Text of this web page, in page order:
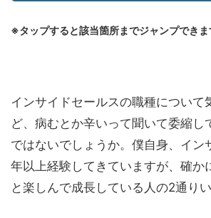
※タップすると該当箇所までジャンプできま
インサイドセールスの職種について
ど、病むとか辛いって聞いて委縮し
ではないでしょうか。僕自身、イン
年以上経験してきていますが、確か
と楽しんで成長している人の2通りい